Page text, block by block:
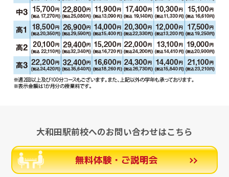
大和田駅前校へのお問い合わせはこちら
無料体験・ご説明会